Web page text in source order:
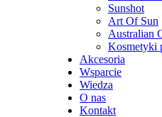
Sunshot
Art Of Sun
Australian
Kosmetyki
Akcesoria
Wsparcie
Wiedza
O nas
Kontakt